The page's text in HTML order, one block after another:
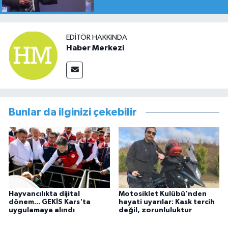
EDITÖR HAKKINDA
Haber Merkezi
Bunlar da ilginizi çekebilir
Hayvancılıkta dijital
dönem... GEKİS Kars'ta
uygulamaya alındı
Motosiklet Kulübü'nden
hayati uyarılar: Kask tercih
değil, zorunluluktur